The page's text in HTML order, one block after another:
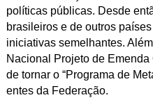
políticas públicas. Desde
brasileiros e de outros
iniciativas semelhantes.
Nacional Projeto de
de tornar o “Programa de
entes da Federação.